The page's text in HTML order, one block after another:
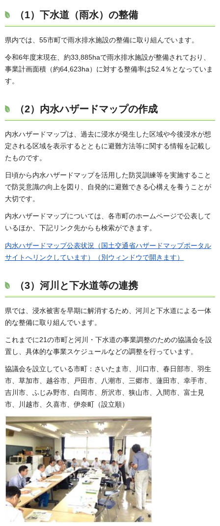
（1）下水道（雨水）の整備
県内では、55市町で雨水排水施設の整備に取り組んでいます。
令和6年度末現在、約33,885haで雨水排水施設が整備されており、
事業計画面積（約64,623ha）に対する整備率は52.4％となっていま
す。
（2）内水ハザードマップの作成
内水ハザードマップは、過去に浸水が発生した区域や今後浸水が想
定される区域を表示するとともに避難方法等に関する情報を記載し
たものです。
日頃から内水ハザードマップを活用した防災訓練等を実施すること
で防災意識の向上を図り、自発的に避難できる心構えを養うことが
大切です。
内水ハザードマップについては、各市町のホームページで公表して
いるほか、下記リンク先からも検索ができます。
内水ハザードマップ公表状況（国土交通省ハザードマップポータル
サイトへリンクしています）（別ウィンドウで開きます）
（3）河川と下水道等の連携
県では、浸水被害を早期に解消するため、河川と下水道による一体
的な整備に取り組んでいます。
これまでに21の市町と河川・下水道の事業調整のための協議会を設
置し、具体的な事業スケジュールなどの調整を行っています。
協議会を設立している市町：さいたま市、川口市、春日部市、羽生
市、草加市、越谷市、戸田市、八潮市、三郷市、蓮田市、幸手市、
吉川市、ふじみ野市、白岡市、所沢市、狭山市、入間市、富士見
市、川越市、久喜市、伊奈町（設立順）